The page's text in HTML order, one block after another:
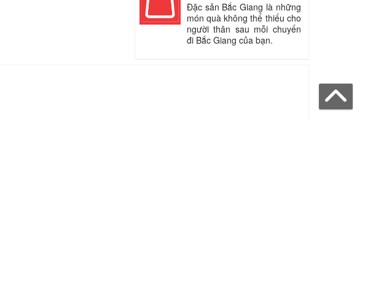
Đặc sản Bắc Giang là những
món quà không thể thiếu cho
người thân sau mỗi chuyến
đi Bắc Giang của bạn.